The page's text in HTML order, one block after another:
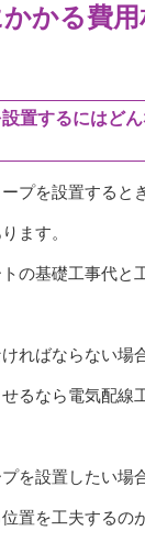
かる費用
置するにはど
プを設置すると
ます。
の基礎工事代と
ればならない場
るなら電気配線
を設置したい場
置を工夫するの